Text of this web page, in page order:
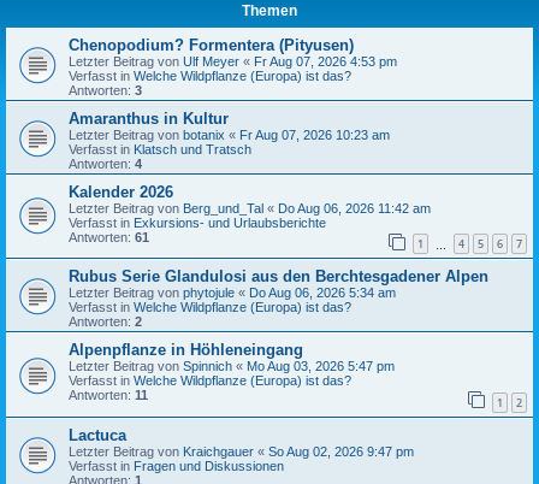
Themen
Chenopodium? Formentera (Pityusen)
Letzter Beitrag von Ulf Meyer « Fr Aug 07, 2026 4:53 pm
Verfasst in Welche Wildpflanze (Europa) ist das?
Antworten: 3
Amaranthus in Kultur
Letzter Beitrag von botanix « Fr Aug 07, 2026 10:23 am
Verfasst in Klatsch und Tratsch
Antworten: 4
Kalender 2026
Letzter Beitrag von Berg_und_Tal « Do Aug 06, 2026 11:42 am
Verfasst in Exkursions- und Urlaubsberichte
Antworten: 61 1 4 5 6 7
Rubus Serie Glandulosi aus den Berchtesgadener Alpen
Letzter Beitrag von phytojule « Do Aug 06, 2026 5:34 am
Verfasst in Welche Wildpflanze (Europa) ist das?
Antworten: 2
Alpenpflanze in Höhleneingang
Letzter Beitrag von Spinnich « Mo Aug 03, 2026 5:47 pm
Verfasst in Welche Wildpflanze (Europa) ist das?
Antworten: 11 1 2
Lactuca
Letzter Beitrag von Kraichgauer « So Aug 02, 2026 9:47 pm
Verfasst in Fragen und Diskussionen
Antworten: 1